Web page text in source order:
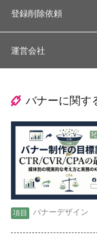
登録削除依頼
運営会社
バナーに関す
バナーデザイン